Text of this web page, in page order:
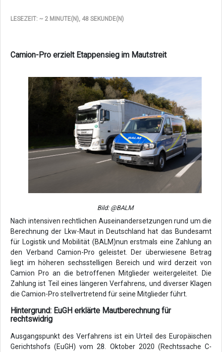
LESEZEIT: ~ 2 MINUTE(N), 48 SEKUNDE(N)
Camion-Pro erzielt Etappensieg im Mautstreit
Bild: @BALM
Nach intensiven rechtlichen Auseinandersetzungen rund um die
Berechnung der Lkw-Maut in Deutschland hat das Bundesamt
für Logistik und Mobilität (BALM)nun erstmals eine Zahlung an
den Verband Camion-Pro geleistet. Der überwiesene Betrag
liegt im höheren sechsstelligen Bereich und wird derzeit von
Camion Pro an die betroffenen Mitglieder weitergeleitet. Die
Zahlung ist Teil eines längeren Verfahrens, und diverser Klagen
die Camion-Pro stellvertretend für seine Mitglieder führt.
Hintergrund: EuGH erklärte Mautberechnung für
rechtswidrig
Ausgangspunkt des Verfahrens ist ein Urteil des Europäischen
Gerichtshofs (EuGH) vom 28. Oktober 2020 (Rechtssache C-